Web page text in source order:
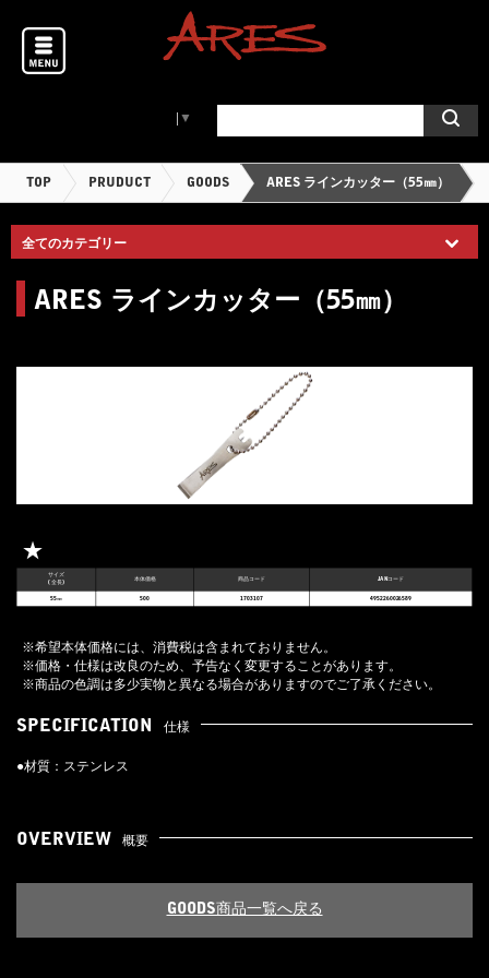
▼
TOP PRUDUCT GOODS ARES ラインカッター（55㎜）
ARES ラインカッター（55㎜）
★
サイズ
(全長)
本体価格 商品コード JANコード
55㎜ 500 1703107 4952260026589
※希望本体価格には、消費税は含まれておりません。
※価格・仕様は改良のため、予告なく変更することがあります。
※商品の色調は多少実物と異なる場合がありますのでご了承ください。
SPECIFICATION 仕様
●材質：ステンレス
OVERVIEW 概要
GOODS商品一覧へ戻る